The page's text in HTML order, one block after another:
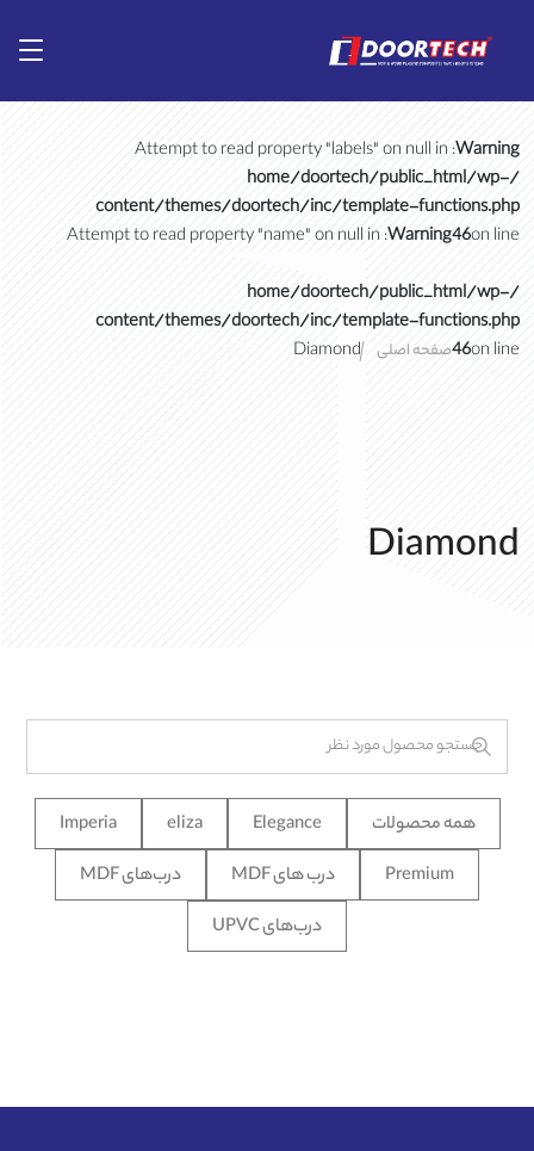
Warning
: Attempt to read property "labels" on null in
/home/doortech/public_html/wp-
content/themes/doortech/inc/template-functions.php
on line
46
Warning
: Attempt to read property "name" on null in
/home/doortech/public_html/wp-
content/themes/doortech/inc/template-functions.php
on line
46صفحه اصلی Diamond
Diamond
همه محصولات Elegance
eliza
Imperia
Premium
درب های MDF
درب‌های MDF
درب‌های UPVC